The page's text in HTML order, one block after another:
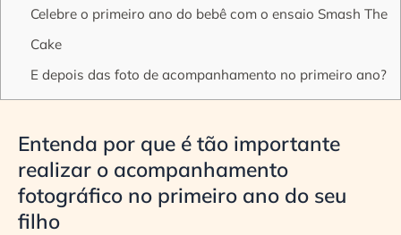
Celebre o primeiro ano do bebê com o ensaio Smash The
Cake
E depois das foto de acompanhamento no primeiro ano?
Entenda por que é tão importante
realizar o acompanhamento
fotográfico no primeiro ano do seu
filho